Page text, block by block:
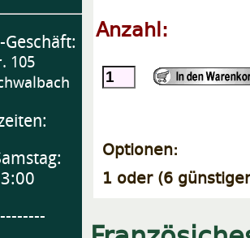
105
Anzahl:
Optionen:
1 oder (6